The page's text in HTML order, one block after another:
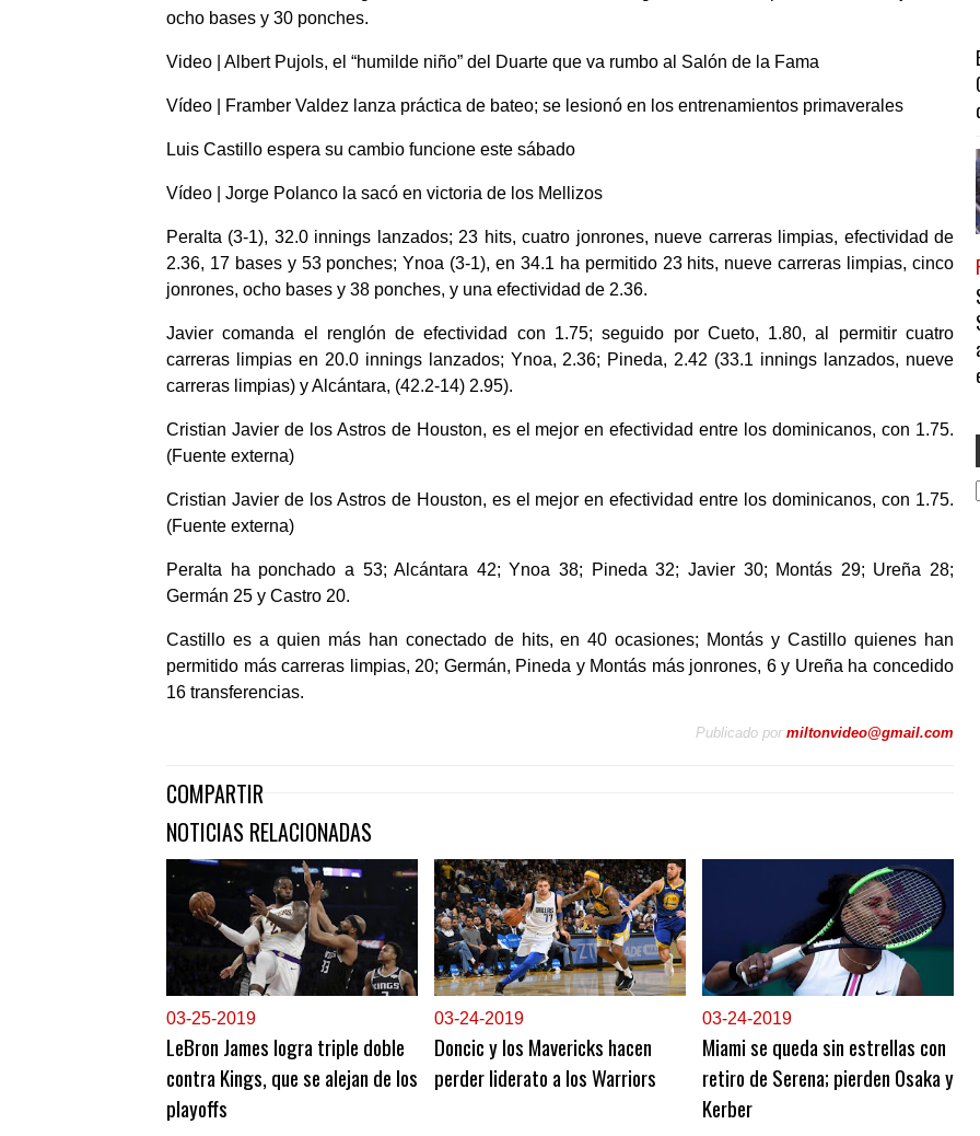
ocho bases y 30 ponches.
Video | Albert Pujols, el “humilde niño” del Duarte que va rumbo al Salón de la Fama
Vídeo | Framber Valdez lanza práctica de bateo; se lesionó en los entrenamientos primaverales
Luis Castillo espera su cambio funcione este sábado
Vídeo | Jorge Polanco la sacó en victoria de los Mellizos
Peralta (3-1), 32.0 innings lanzados; 23 hits, cuatro jonrones, nueve carreras limpias, efectividad de
2.36, 17 bases y 53 ponches; Ynoa (3-1), en 34.1 ha permitido 23 hits, nueve carreras limpias, cinco
jonrones, ocho bases y 38 ponches, y una efectividad de 2.36.
Javier comanda el renglón de efectividad con 1.75; seguido por Cueto, 1.80, al permitir cuatro
carreras limpias en 20.0 innings lanzados; Ynoa, 2.36; Pineda, 2.42 (33.1 innings lanzados, nueve
carreras limpias) y Alcántara, (42.2-14) 2.95).
Cristian Javier de los Astros de Houston, es el mejor en efectividad entre los dominicanos, con 1.75.
(Fuente externa)
Cristian Javier de los Astros de Houston, es el mejor en efectividad entre los dominicanos, con 1.75.
(Fuente externa)
Peralta ha ponchado a 53; Alcántara 42; Ynoa 38; Pineda 32; Javier 30; Montás 29; Ureña 28;
Germán 25 y Castro 20.
Castillo es a quien más han conectado de hits, en 40 ocasiones; Montás y Castillo quienes han
permitido más carreras limpias, 20; Germán, Pineda y Montás más jonrones, 6 y Ureña ha concedido
16 transferencias.
Publicado por miltonvideo@gmail.com
COMPARTIR
NOTICIAS RELACIONADAS
03-25-2019
LeBron James logra triple doble
contra Kings, que se alejan de los
playoffs
03-24-2019
Doncic y los Mavericks hacen
perder liderato a los Warriors
03-24-2019
Miami se queda sin estrellas con
retiro de Serena; pierden Osaka y
Kerber